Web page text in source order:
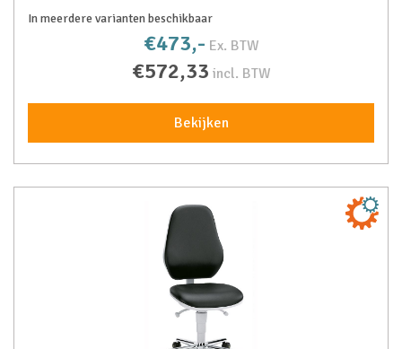
In meerdere varianten beschikbaar
€473,- Ex. BTW
€572,33 incl. BTW
Bekijken